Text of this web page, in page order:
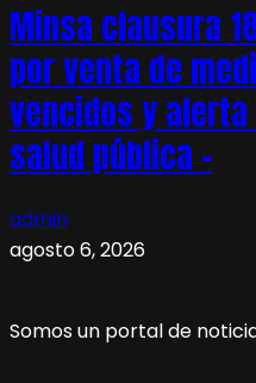
Minsa clausura
por venta de
vencidos y
salud pública –
admin
agosto 6, 2026
Somos un portal de